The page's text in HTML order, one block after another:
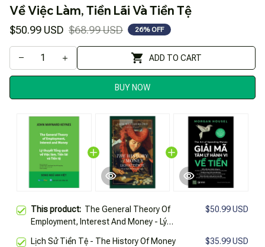
Về Việc Làm, Tiền Lãi Và Tiền Tệ
$50.99 USD $68.99 USD 26% OFF
ADD TO CART
BUY NOW
This product: The General Theory Of
Employment, Interest And Money - Lý
$50.99 USD
Lịch Sử Tiền Tệ - The History Of Money $35.99 USD